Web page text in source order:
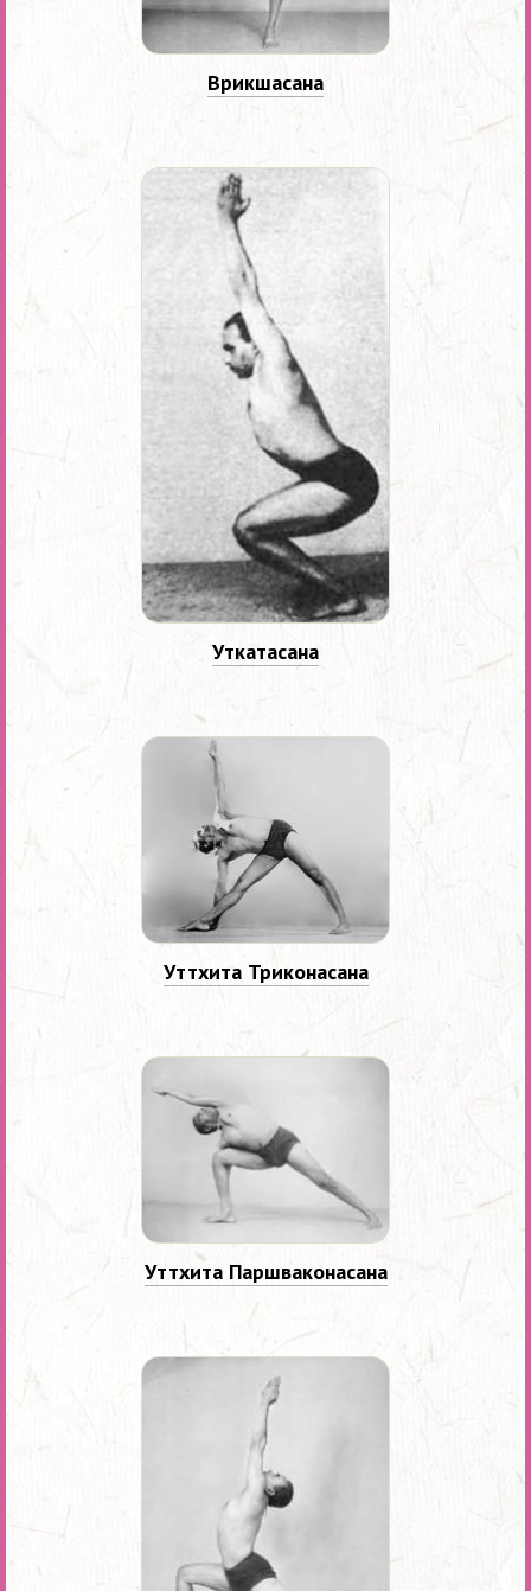
Врикшасана
Уткатасана
Уттхита Триконасана
Уттхита Паршваконасана